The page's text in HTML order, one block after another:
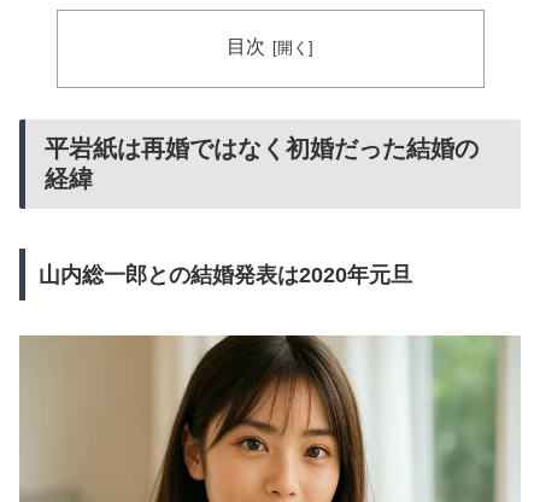
目次
平岩紙は再婚ではなく初婚だった結婚の
経緯
山内総一郎との結婚発表は2020年元旦